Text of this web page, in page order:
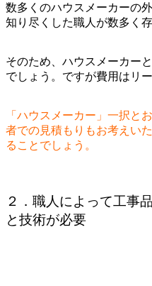
数多くのハウスメーカーの
知り尽くした職人が数多く
そのため、ハウスメーカー
でしょう。ですが費用はリ
「ハウスメーカー」一択と
者での見積もりもお考えい
ることでしょう。
２．職人によって工事
と技術が必要